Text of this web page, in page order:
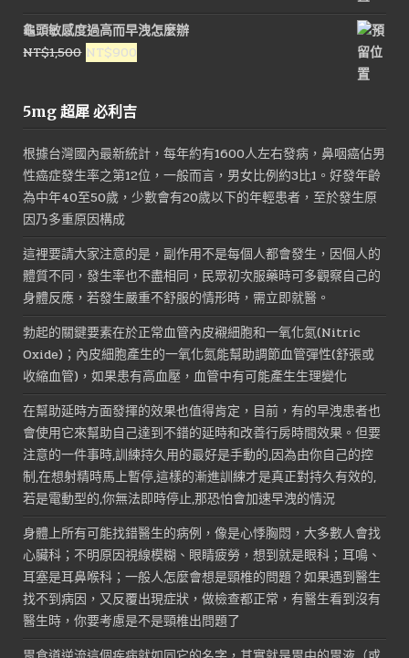
價
格：
NT$1,600。
價
格：
NT$800。
龜頭敏感度過高而早洩怎麼辦
NT$1,500 原
格：
NT$900
5mg 超犀 必利吉
根據台灣國內最新統計，每年約有1600人左右發病，鼻咽癌佔男
性癌症發生率之第12位，一般而言，男女比例約3比1。好發年齡
為中年40至50歲，少數會有20歲以下的年輕患者，至於發生原
因乃多重原因構成
這裡要請大家注意的是，副作用不是每個人都會發生，因個人的
體質不同，發生率也不盡相同，民眾初次服藥時可多觀察自己的
身體反應，若發生嚴重不舒服的情形時，需立即就醫。
勃起的關鍵要素在於正常血管內皮襯細胞和一氧化氮(Nitric
Oxide)；內皮細胞產生的一氧化氮能幫助調節血管彈性(舒張或
收縮血管)，如果患有高血壓，血管中有可能產生生理變化
在幫助延時方面發揮的效果也值得肯定，目前，有的早洩患者也
會使用它來幫助自己達到不錯的延時和改善行房時間效果。但要
注意的一件事時,訓練持久用的最好是手動的,因為由你自己的控
制,在想射精時馬上暫停,這樣的漸進訓練才是真正對持久有效的,
若是電動型的,你無法即時停止,那恐怕會加速早洩的情況
身體上所有可能找錯醫生的病例，像是心悸胸悶，大多數人會找
心臟科；不明原因視線模糊、眼睛疲勞，想到就是眼科；耳鳴、
耳塞是耳鼻喉科；一般人怎麼會想是頸椎的問題？如果遇到醫生
找不到病因，又反覆出現症狀，做檢查都正常，有醫生看到沒有
醫生時，你要考慮是不是頸椎出問題了